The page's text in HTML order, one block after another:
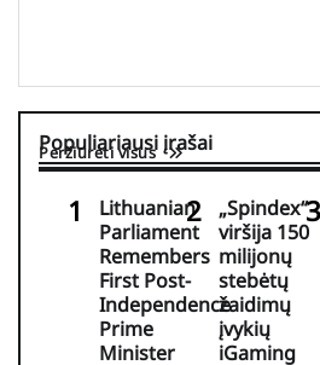
Populiariausi įrašai
Peržiūrėti visus
Lithuanian
Parliament
Remembers
First Post-
Independence
Prime
Minister
„Spindex“
viršija 150
milijonų
stebėtų
žaidimų
įvykių
iGaming